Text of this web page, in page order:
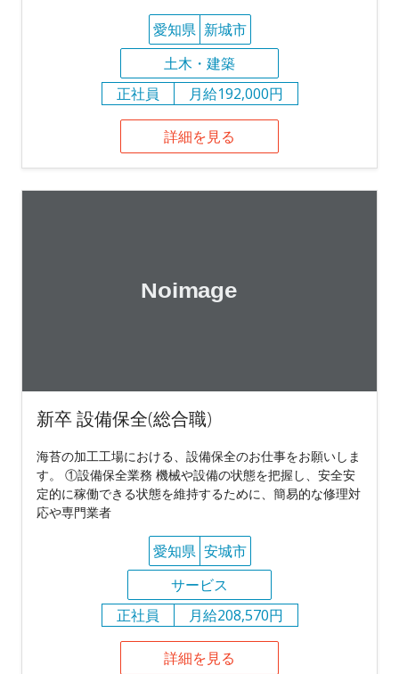
愛知県 新城市
土木・建築
正社員
月給192,000円
詳細を見る
新卒 設備保全(総合職)
海苔の加工工場における、設備保全のお仕事をお願いしま
す。 ①設備保全業務 機械や設備の状態を把握し、安全安
定的に稼働できる状態を維持するために、簡易的な修理対
応や専門業者
愛知県 安城市
サービス
正社員
月給208,570円
詳細を見る